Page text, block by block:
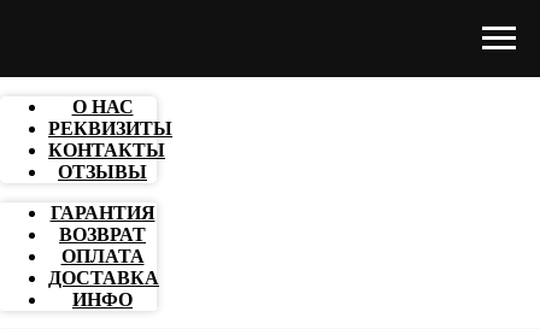
О НАС
РЕКВИЗИТЫ
КОНТАКТЫ
ОТЗЫВЫ
ГАРАНТИЯ
ВОЗВРАТ
ОПЛАТА
ДОСТАВКА
ИНФО